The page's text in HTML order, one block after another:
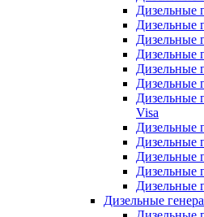
Дизельные
Дизельные
Дизельные
Дизельные
Дизельные
Дизельные
Дизельные
Visa
Дизельные
Дизельные
Дизельные
Дизельные
Дизельные
Дизельные